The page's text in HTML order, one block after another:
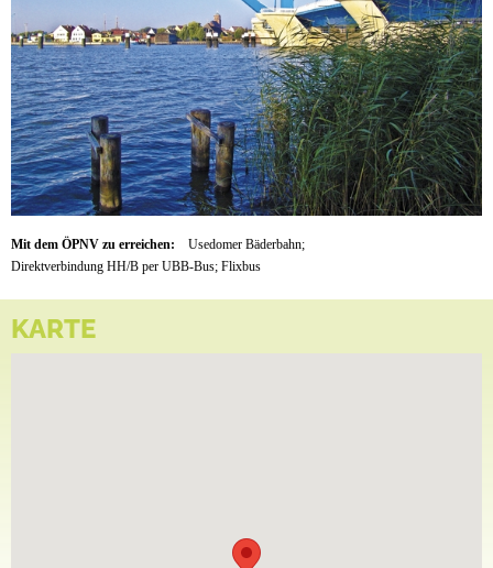
Mit dem ÖPNV zu erreichen:
Usedomer Bäderbahn;
Direktverbindung HH/B per UBB-Bus; Flixbus
KARTE